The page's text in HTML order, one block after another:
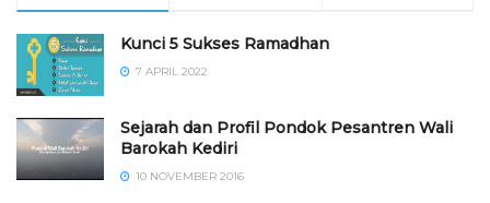
Kunci 5 Sukses Ramadhan
7 APRIL 2022
Sejarah dan Profil Pondok Pesantren Wali
Barokah Kediri
10 NOVEMBER 2016